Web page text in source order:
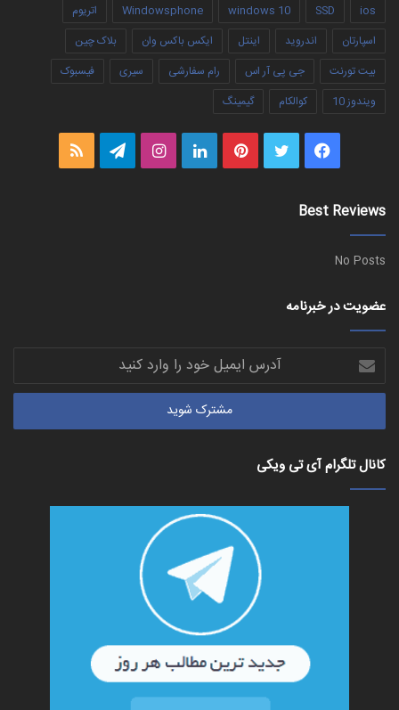
ios
SSD
windows 10
Windowsphone
اتریوم
اسپارتان
اندروید اینتل ایکس باکس وان
بلاک چین
بیت تورنت
جی پی آر اس رام سفارشی سیری
فیسبوک
ویندوز 10
کوالکام گیمینگ
فیس توییتر‫پین‌ترستلینکدیناینستاگرامتلگرامخوراک
Best Reviews
No Posts
عضویت در خبرنامه
آدرس
ایمیل
خود
وارد
کانال تلگرام آی تی ویکی